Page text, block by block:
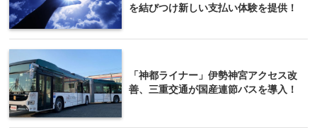
を結びつけ新しい支払い体験を提供！
「神都ライナー」伊勢神宮アクセス改
善、三重交通が国産連節バスを導入！